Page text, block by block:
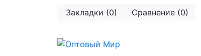
Закладки (0) Сравнение (0)